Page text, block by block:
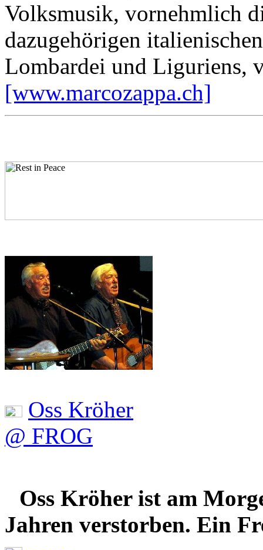
Volksmusik, vornehmlich
dazugehörigen
Lombardei und Liguriens,
[www.marcozappa.ch]
Oss Kröher
@ FROG
Oss Kröher ist am
Jahren verstorben. Ein